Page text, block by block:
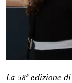
La 58ª edizione